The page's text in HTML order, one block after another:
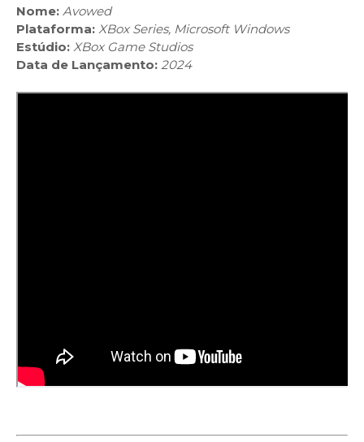
Nome: Avowed
Plataforma: XBox Series, Microsoft Windows
Estúdio: XBox Game Studios
Data de Lançamento: 2024